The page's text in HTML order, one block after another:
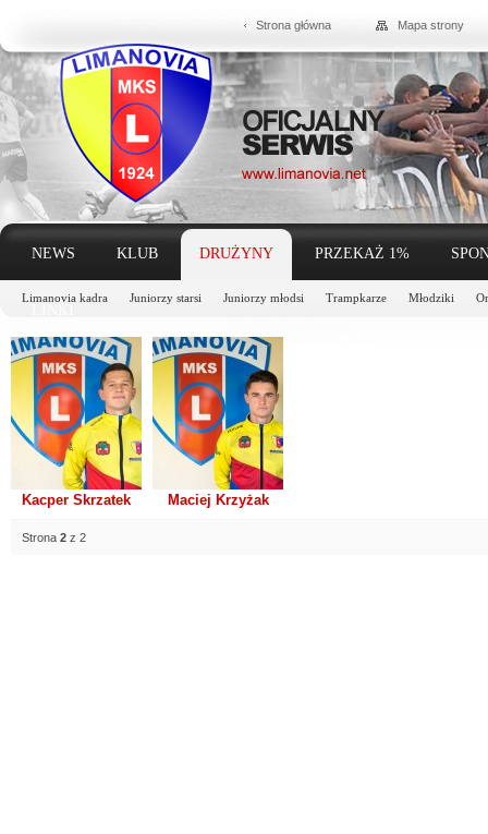
Strona główna Mapa strony
NEWS KLUB DRUŻYNY
Limanovia kadra Juniorzy starsi Juniorzy młodsi Trampkarze Młodziki
PRZEKAŻ 1%
Kacper Skrzatek Maciej Krzyżak
Strona 2 z 2